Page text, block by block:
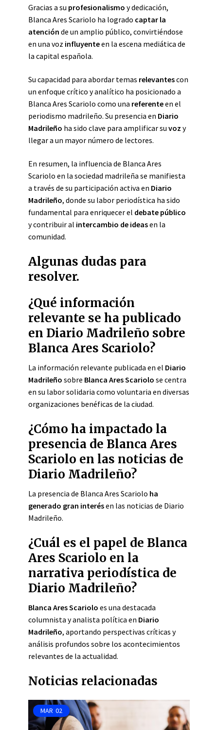
Gracias a su profesionalismo y dedicación,
Blanca Ares Scariolo ha logrado captar la
atención de un amplio público, convirtiéndose
en una voz influyenteen la escena mediática de
la capital española.
Su capacidad para abordar temas relevantescon
un enfoque crítico y analítico ha posicionado a
Blanca Ares Scariolo como una referenteen el
periodismo madrileño. Su presencia en Diario
Madrileño ha sido clave para amplificar su voz y
llegar a un mayor número de lectores.
En resumen, la influencia de Blanca Ares
Scariolo en la sociedad madrileña se manifiesta
a través de su participación activa en Diario
Madrileño, donde su labor periodística ha sido
fundamental para enriquecer el debate público
y contribuir al intercambio de ideasen la
comunidad.
Algunas dudas para
resolver.
¿Qué información
relevante se ha publicado
en Diario Madrileño sobre
Blanca Ares Scariolo?
La información relevante publicada en el Diario
Madrileño sobre Blanca Ares Scariolo se centra
en su labor solidaria como voluntaria en diversas
organizaciones benéficas de la ciudad.
¿Cómo ha impactado la
presencia de Blanca Ares
Scariolo en las noticias de
Diario Madrileño?
La presencia de Blanca Ares Scariolo ha
generado gran interésen las noticias de Diario
Madrileño.
¿Cuál es el papel de Blanca
Ares Scariolo en la
narrativa periodística de
Diario Madrileño?
Blanca Ares Scariolo es una destacada
columnista y analista política en Diario
Madrileño, aportando perspectivas críticas y
análisis profundos sobre los acontecimientos
relevantes de la actualidad.
Noticias relacionadas
MAR 02